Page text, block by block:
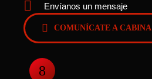
Envíanos un mensaje
COMUNÍCATE A CABINA